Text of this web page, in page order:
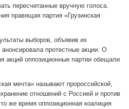
пересчитанные вручную голоса.
правящая партия «Грузинская
выборов, объявив их
протестные акции. О
акций оппозиционные партии обещали
мечта» называют пророссийской,
отношений с Россией и против
же время оппозиционная коалиция